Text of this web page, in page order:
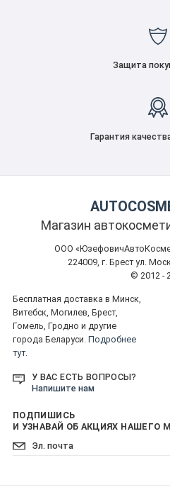
Защита
Гарантия
Магазин
ООО
224009, г. Брест ул.
© 2012 -
Бесплатная доставка в Минск,
Витебск, Могилев, Брест,
Гомель, Гродно и другие
города Беларуси. Подробнее
тут.
У ВАС ЕСТЬ ВОПРОСЫ?
Напишите нам
ПОДПИШИСЬ
И УЗНАВАЙ ОБ АКЦИЯХ НАШЕГО